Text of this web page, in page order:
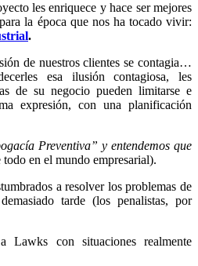
les enriquece y hace ser mejores
la época que nos ha tocado vivir:
.
de nuestros clientes se contagia…
esa ilusión contagiosa, les
de su negocio pueden limitarse e
expresión, con una planificación
Preventiva” y entendemos que
todo en el mundo empresarial).
a resolver los problemas de
tarde (los penalistas, por
Lawks con situaciones realmente